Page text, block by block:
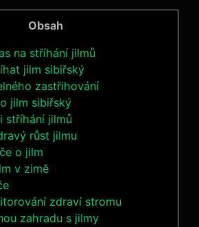
Obsah
na stříhání jilmů
jilm sibiřský
zastřihování
jilm sibiřský
stříhání jilmů
růst jilmu
o jilm
v zimě
zdraví stromu
zahradu s jilmy